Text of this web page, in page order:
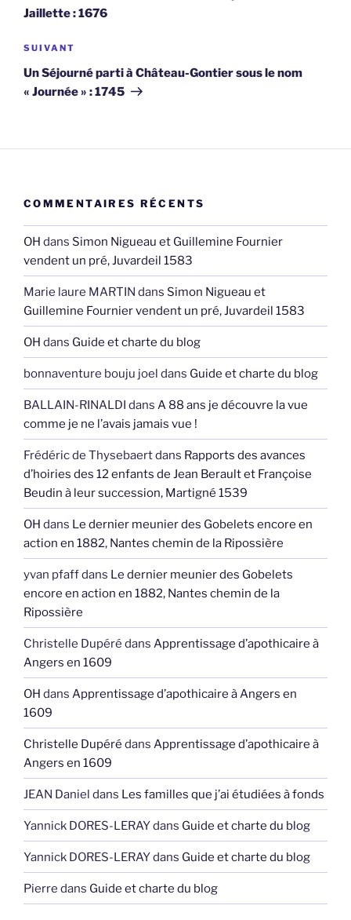
l’article
Jaillette : 1676
Article
suivant
SUIVANT
Un Séjourné parti à Château-Gontier sous le nom
« Journée » : 1745
COMMENTAIRES RÉCENTS
OH dans Simon Nigueau et Guillemine Fournier
vendent un pré, Juvardeil 1583
Marie laure MARTIN dans Simon Nigueau et
Guillemine Fournier vendent un pré, Juvardeil 1583
OH dans Guide et charte du blog
bonnaventure bouju joel dans Guide et charte du blog
BALLAIN-RINALDI dans A 88 ans je découvre la vue
comme je ne l’avais jamais vue !
Frédéric de Thysebaertdans Rapports des avances
d’hoiries des 12 enfants de Jean Berault et Françoise
Beudin à leur succession, Martigné 1539
OH dans Le dernier meunier des Gobelets encore en
action en 1882, Nantes chemin de la Ripossière
yvan pfaffdans Le dernier meunier des Gobelets
encore en action en 1882, Nantes chemin de la
Ripossière
Christelle Dupéré dans Apprentissage d’apothicaire à
Angers en 1609
OH dans Apprentissage d’apothicaire à Angers en
1609
Christelle Dupéré dans Apprentissage d’apothicaire à
Angers en 1609
JEAN Daniel dans Les familles que j’ai étudiées à fonds
Yannick DORES-LERAYdans Guide et charte du blog
Yannick DORES-LERAYdans Guide et charte du blog
Pierre dans Guide et charte du blog